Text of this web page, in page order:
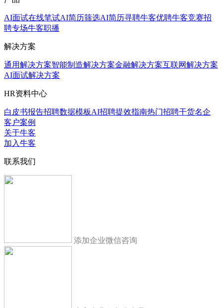
AI面试在线笔试AI简历筛选AI简历寻聘牛客优聘牛客竞赛招
聘专场牛客职播
解决方案
通用解决方案智能制造解决方案金融解决方案互联网解决方案
AI面试解决方案
HR资料中心
白皮书报告招聘数据模板AI招聘提效指南热门招聘干货名企
客户案例
关于牛客
加入牛客
联系我们
添加企业微信咨询